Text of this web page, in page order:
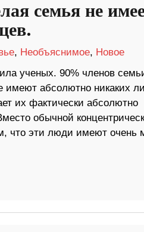
семья не
, Необъяснимое, Новое
ученых. 90% членов
имеют абсолютно никаких
их фактически абсолютно
обычной
что эти люди имеют очень